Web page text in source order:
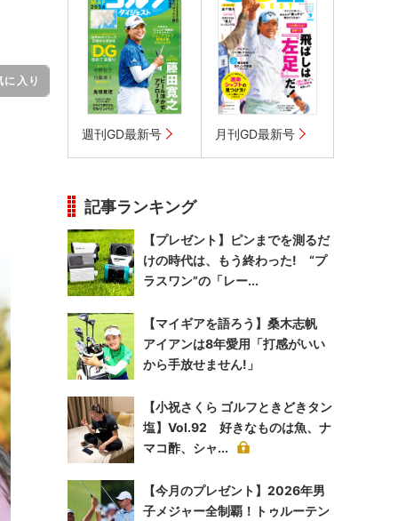
に入り
週刊GD最新号 月刊GD最新号
記事ランキング
【プレゼント】ピンまでを測るだ
けの時代は、もう終わった! “プ
ラスワン”の「レー...
【マイギアを語ろう】桑木志帆
アイアンは8年愛用「打感がいい
から手放せません!」
【小祝さくら ゴルフときどきタン
塩】Vol.92 好きなものは魚、ナ
マコ酢、シャ...
【今月のプレゼント】2026年男
子メジャー全制覇！トゥルーテン